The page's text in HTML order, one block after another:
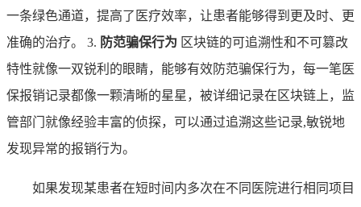
一条绿色通道，提高了医疗效率，让患者能够得到更及时、更
准确的治疗。 3. 防范骗保行为 区块链的可追溯性和不可篡改
特性就像一双锐利的眼睛，能够有效防范骗保行为，每一笔医
保报销记录都像一颗清晰的星星，被详细记录在区块链上，监
管部门就像经验丰富的侦探，可以通过追溯这些记录,敏锐地
发现异常的报销行为。
如果发现某患者在短时间内多次在不同医院进行相同项目